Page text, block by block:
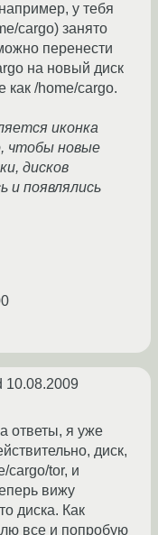
у тебя
cargo) занято
перенести
на новый диск
как /home/cargo.
иконка
чтобы новые
дисков
и появлялись
10.08.2009
ответы, я уже
диск,
cargo/tor, и
вижу
диска. Как
все и попробую